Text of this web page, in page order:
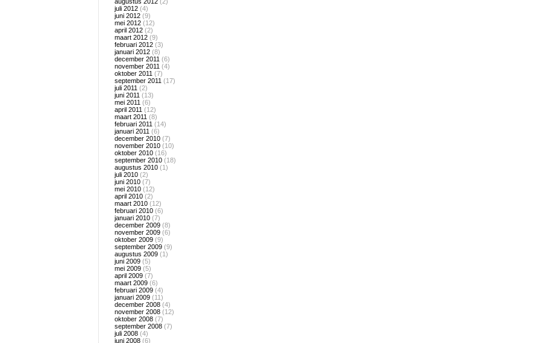
juli 2012 (4)
juni 2012 (9)
mei 2012 (12)
april 2012 (2)
maart 2012 (9)
februari 2012 (3)
januari 2012 (8)
december 2011 (6)
november 2011 (4)
oktober 2011 (7)
september 2011 (17)
juli 2011 (2)
juni 2011 (13)
mei 2011 (6)
april 2011 (12)
maart 2011 (8)
februari 2011 (14)
januari 2011 (6)
december 2010 (7)
november 2010 (10)
oktober 2010 (16)
september 2010 (18)
augustus 2010 (1)
juli 2010 (2)
juni 2010 (7)
mei 2010 (12)
april 2010 (2)
maart 2010 (12)
februari 2010 (6)
januari 2010 (7)
december 2009 (8)
november 2009 (6)
oktober 2009 (9)
september 2009 (9)
augustus 2009 (1)
juni 2009 (5)
mei 2009 (5)
april 2009 (7)
maart 2009 (6)
februari 2009 (4)
januari 2009 (11)
december 2008 (4)
november 2008 (12)
oktober 2008 (7)
september 2008 (7)
juli 2008 (4)
juni 2008 (6)